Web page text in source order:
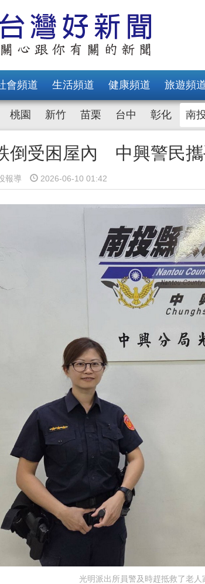
會頻道 生活頻道 健康頻道 旅遊頻
桃園 新竹 苗栗 台中 彰化 南
倒受困屋內 中興警民
報導 2026-06-10 01:42
光明派出所員警及時趕抵救了老人